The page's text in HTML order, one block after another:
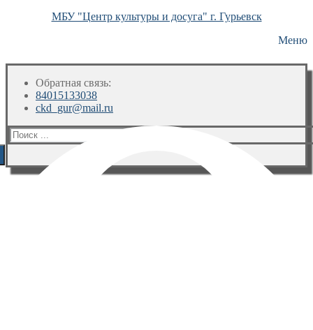
МБУ "Центр культуры и досуга" г. Гурьевск
Меню
Обратная связь:
84015133038
ckd_gur@mail.ru
Искать: